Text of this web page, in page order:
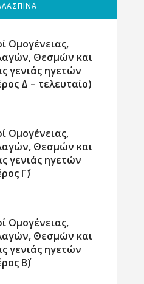
Ομογένειας,
Θεσμών και
γενιάς ηγετών
Δ – τελευταίο)
Ομογένειας,
Θεσμών και
γενιάς ηγετών
Γ΄)
Ομογένειας,
Θεσμών και
γενιάς ηγετών
Β΄)